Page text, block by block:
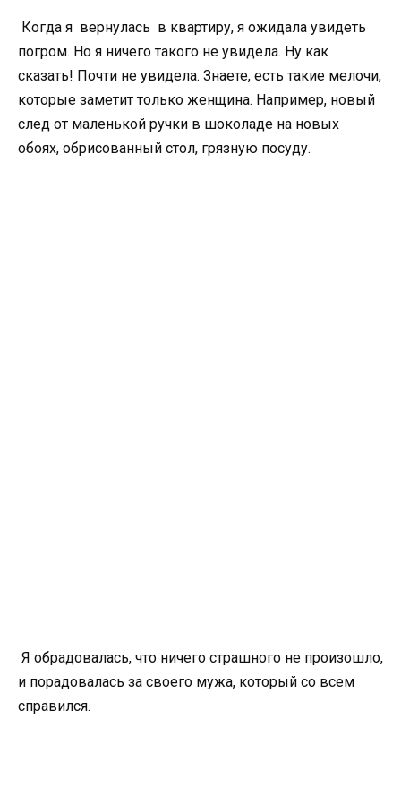
Когда я вернулась в квартиру, я ожидала увидеть
погром. Но я ничего такого не увидела. Ну как
сказать! Почти не увидела. Знаете, есть такие мелочи,
которые заметит только женщина. Например, новый
след от маленькой ручки в шоколаде на новых
обоях, обрисованный стол, грязную посуду.
Я обрадовалась, что ничего страшного не произошло,
и порадовалась за своего мужа, который со всем
справился.